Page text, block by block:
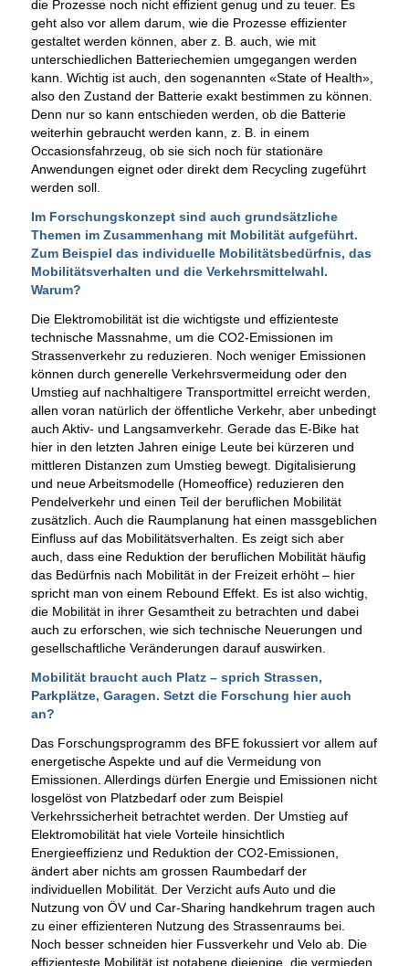
die Prozesse noch nicht effizient genug und zu teuer. Es
geht also vor allem darum, wie die Prozesse effizienter
gestaltet werden können, aber z. B. auch, wie mit
unterschiedlichen Batteriechemien umgegangen werden
kann. Wichtig ist auch, den sogenannten «State of Health»,
also den Zustand der Batterie exakt bestimmen zu können.
Denn nur so kann entschieden werden, ob die Batterie
weiterhin gebraucht werden kann, z. B. in einem
Occasionsfahrzeug, ob sie sich noch für stationäre
Anwendungen eignet oder direkt dem Recycling zugeführt
werden soll.
Im Forschungskonzept sind auch grundsätzliche
Themen im Zusammenhang mit Mobilität aufgeführt.
Zum Beispiel das individuelle Mobilitätsbedürfnis, das
Mobilitätsverhalten und die Verkehrsmittelwahl.
Warum?
Die Elektromobilität ist die wichtigste und effizienteste
technische Massnahme, um die CO2-Emissionen im
Strassenverkehr zu reduzieren. Noch weniger Emissionen
können durch generelle Verkehrsvermeidung oder den
Umstieg auf nachhaltigere Transportmittel erreicht werden,
allen voran natürlich der öffentliche Verkehr, aber unbedingt
auch Aktiv- und Langsamverkehr. Gerade das E-Bike hat
hier in den letzten Jahren einige Leute bei kürzeren und
mittleren Distanzen zum Umstieg bewegt. Digitalisierung
und neue Arbeitsmodelle (Homeoffice) reduzieren den
Pendelverkehr und einen Teil der beruflichen Mobilität
zusätzlich. Auch die Raumplanung hat einen massgeblichen
Einfluss auf das Mobilitätsverhalten. Es zeigt sich aber
auch, dass eine Reduktion der beruflichen Mobilität häufig
das Bedürfnis nach Mobilität in der Freizeit erhöht – hier
spricht man von einem Rebound Effekt. Es ist also wichtig,
die Mobilität in ihrer Gesamtheit zu betrachten und dabei
auch zu erforschen, wie sich technische Neuerungen und
gesellschaftliche Veränderungen darauf auswirken.
Mobilität braucht auch Platz – sprich Strassen,
Parkplätze, Garagen. Setzt die Forschung hier auch
an?
Das Forschungsprogramm des BFE fokussiert vor allem auf
energetische Aspekte und auf die Vermeidung von
Emissionen. Allerdings dürfen Energie und Emissionen nicht
losgelöst von Platzbedarf oder zum Beispiel
Verkehrssicherheit betrachtet werden. Der Umstieg auf
Elektromobilität hat viele Vorteile hinsichtlich
Energieeffizienz und Reduktion der CO2-Emissionen,
ändert aber nichts am grossen Raumbedarf der
individuellen Mobilität. Der Verzicht aufs Auto und die
Nutzung von ÖV und Car-Sharing handkehrum tragen auch
zu einer effizienteren Nutzung des Strassenraums bei.
Noch besser schneiden hier Fussverkehr und Velo ab. Die
effizienteste Mobilität ist notabene diejenige, die vermieden